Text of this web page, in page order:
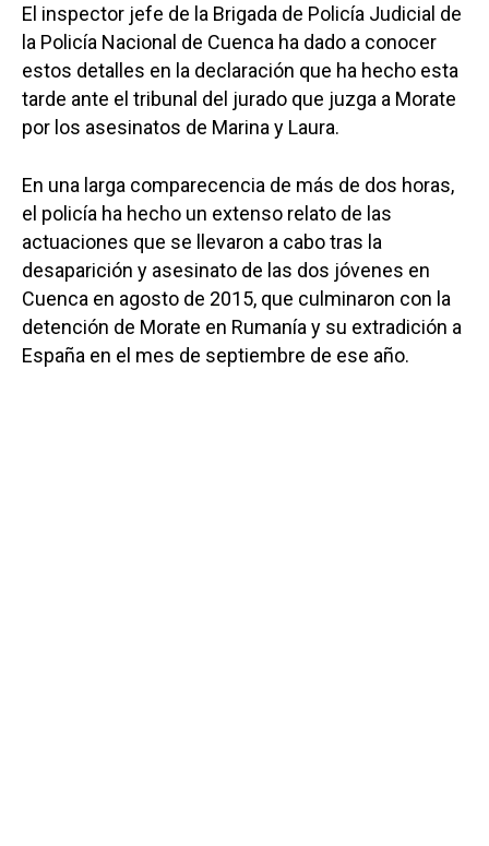
El inspector jefe de la Brigada de Policía Judicial de
la Policía Nacional de Cuenca ha dado a conocer
estos detalles en la declaración que ha hecho esta
tarde ante el tribunal del jurado que juzga a Morate
por los asesinatos de Marina y Laura.
En una larga comparecencia de más de dos horas,
el policía ha hecho un extenso relato de las
actuaciones que se llevaron a cabo tras la
desaparición y asesinato de las dos jóvenes en
Cuenca en agosto de 2015, que culminaron con la
detención de Morate en Rumanía y su extradición a
España en el mes de septiembre de ese año.